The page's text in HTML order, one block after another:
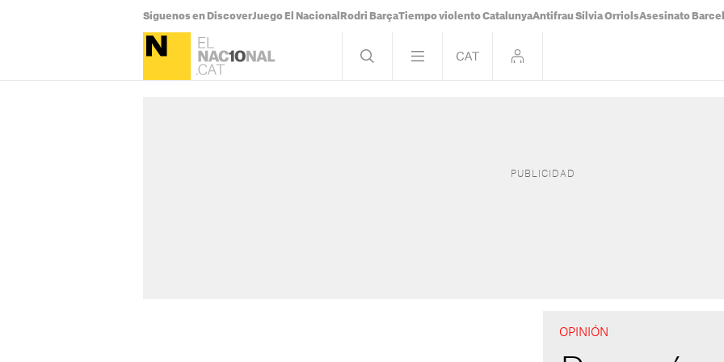
Síguenos en DiscoverJuego El Nacional Rodri BarçaTiempo violento CatalunyaAntifrau Sílvia OrriolsAsesinato
OPINIÓN